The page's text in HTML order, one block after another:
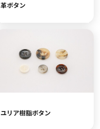
革ボタン
ユリア樹脂ボタン